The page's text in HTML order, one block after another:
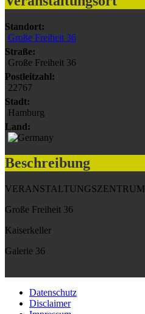
Standort:
Große Freiheit 36
Straße:
Große Freiheit 36
Postleitzahl:
22767
Stadt:
Hamburg
Land:
Beschreibung
VERANSTALTUNGSZENTRUM
Große Freiheit 36
Kaiserkeller
Galerie 36
Datenschutz
Disclaimer